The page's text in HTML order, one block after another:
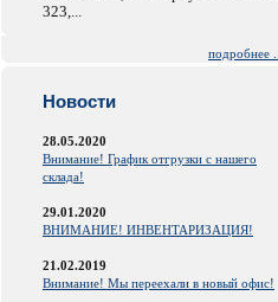
323,...
подробнее ...
Новости
28.05.2020
Внимание! График отгрузки с нашего
склада!
29.01.2020
ВНИМАНИЕ! ИНВЕНТАРИЗАЦИЯ!
21.02.2019
Внимание! Мы переехали в новый офис!